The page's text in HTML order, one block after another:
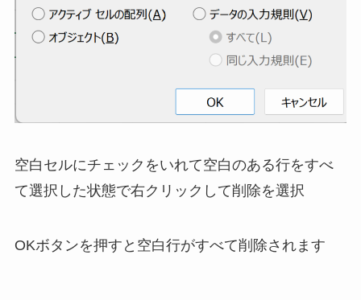
空白セルにチェックをいれて空白のある行をすべ
て選択した状態で右クリックして削除を選択
OKボタンを押すと 空白行がすべて削除されます